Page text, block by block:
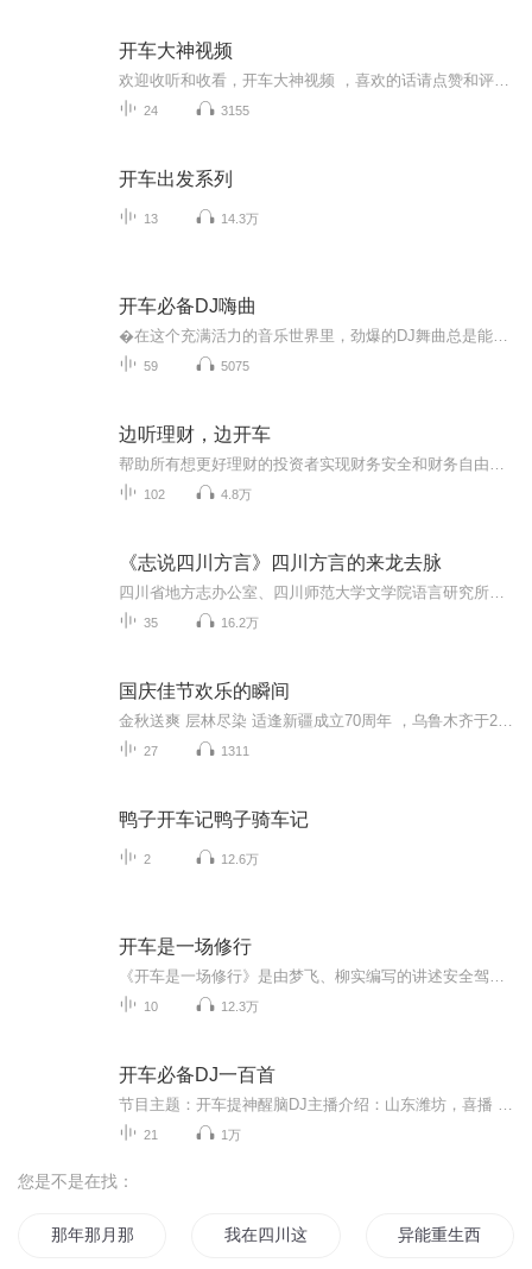
开车大神视频
24 3155
开车出发系列
13 14.3万
开车必备DJ嗨曲
59 5075
边听理财，边开车
102 4.8万
《志说四川方言》四川方言的来龙去脉
35 16.2万
国庆佳节欢乐的瞬间
27 1311
鸭子开车记鸭子骑车记
2 12.6万
开车是一场修行
10 12.3万
开车必备DJ一百首
21 1万
您是不是在找：
那年那月那时节 我在四川这四年 异能重生西门庆